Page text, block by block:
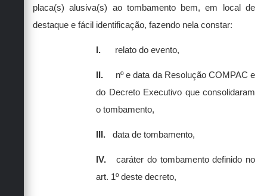
placa(s) alusiva(s) ao tombamento bem, em local de
destaque e fácil identificação, fazendo nela constar:
I. relato do evento,
II.
nº e data da Resolução COMPAC e
do Decreto Executivo que consolidaram
o tombamento,
III. data de tombamento,
IV.
caráter do tombamento definido no
art. 1º deste decreto,